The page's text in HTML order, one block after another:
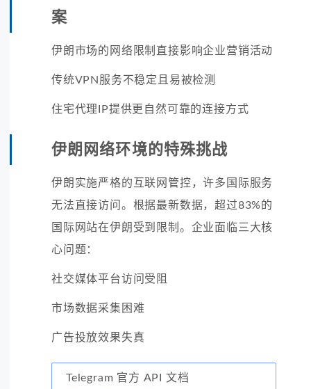
案
伊朗市场的网络限制直接影响企业营销活动
传统VPN服务不稳定且易被检测
住宅代理IP提供更自然可靠的连接方式
伊朗网络环境的特殊挑战
伊朗实施严格的互联网管控，许多国际服务
无法直接访问。根据最新数据，超过83%的
国际网站在伊朗受到限制。企业面临三大核
心问题：
社交媒体平台访问受阻
市场数据采集困难
广告投放效果失真
Telegram 官方 API 文档